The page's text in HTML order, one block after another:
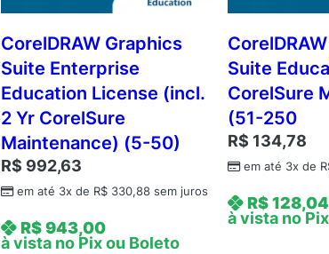
r
e
l
S
u
r
e
U
g
CorelDRAW Graphics
Suite Enterprise
Education License (incl.
2 Yr CorelSure
Maintenance) (5-50)
R$ 992,63
em até 3x de R$ 330,88 sem juros
R$943,00
à vista no Pix ou Boleto
Suite
CorelSure
(51-250
R$ 134,78
em até 3x de
R$128,04
à vista no